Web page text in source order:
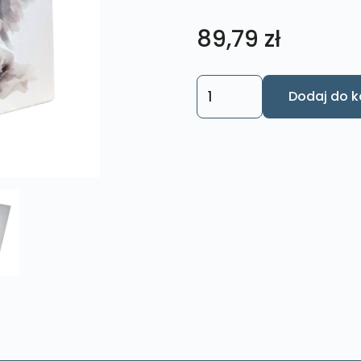
89,79 zł
ilość
Obraz
Dodaj do